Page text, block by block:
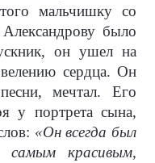
мальчишку со
было
он ушел на
сердца. Он
мечтал. Его
у портрета сына,
«Он всегда был
красивым,